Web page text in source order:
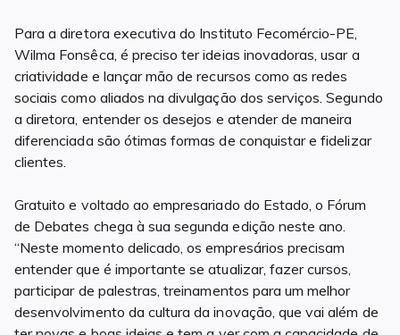
Para a diretora executiva do Instituto Fecomércio-PE,
Wilma Fonsêca, é preciso ter ideias inovadoras, usar a
criatividade e lançar mão de recursos como as redes
sociais como aliados na divulgação dos serviços. Segundo
a diretora, entender os desejos e atender de maneira
diferenciada são ótimas formas de conquistar e fidelizar
clientes.
Gratuito e voltado ao empresariado do Estado, o Fórum
de Debates chega à sua segunda edição neste ano.
“Neste momento delicado, os empresários precisam
entender que é importante se atualizar, fazer cursos,
participar de palestras, treinamentos para um melhor
desenvolvimento da cultura da inovação, que vai além de